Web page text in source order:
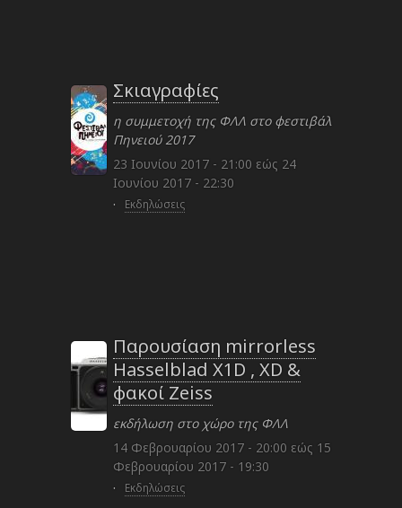
Σκιαγραφίες
η συμμετοχή της ΦΛΛ στο φεστιβάλ
Πηνειού 2017
23 Ιουνίου 2017 - 21:00 εώς 24
Ιουνίου 2017 - 22:30
· Εκδηλώσεις
Παρουσίαση mirrorless
Hasselblad X1D , XD &
φακοί Zeiss
εκδήλωση στο χώρο της ΦΛΛ
14 Φεβρουαρίου 2017 - 20:00 εώς 15
Φεβρουαρίου 2017 - 19:30
· Εκδηλώσεις